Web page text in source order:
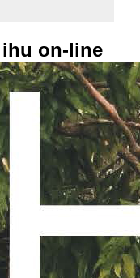
ihu on-line